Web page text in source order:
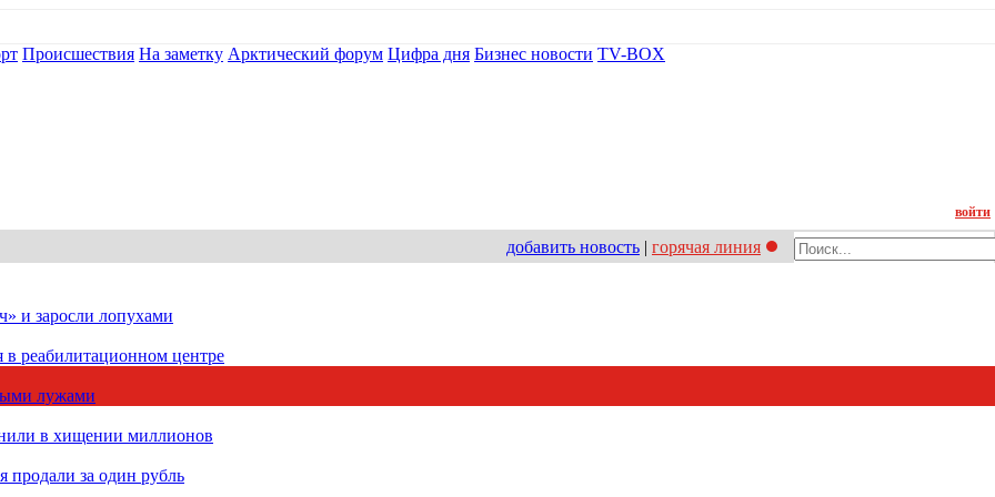
Происшествия На заметку Арктический форум Цифра дня Бизнес новости TV-BOX
войти
добавить новость | горячая линия
и заросли лопухами
реабилитационном центре
лужами
в хищении миллионов
продали за один рубль